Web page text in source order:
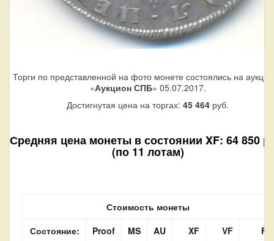
Торги по представленной на фото монете состоялись на
«Аукцион СПБ» 05.07.2017.
Достигнутая цена на торгах: 45 464 руб.
Средняя цена монеты в состоянии XF: 64 850
(по 11 лотам)
Стоимость монеты
Состояние:
Proof MS AU XF VF
F